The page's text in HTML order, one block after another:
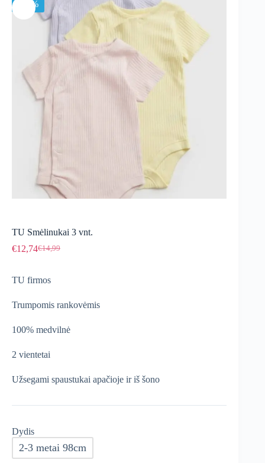
-15%
TU Smėlinukai 3 vnt.
€14,99
Original
€14,99.
€12,74Current
€12,74.
TU firmos
Trumpomis rankovėmis
100% medvilnė
2 vientetai
Užsegami spaustukai apačioje ir iš šono
Dydis
2-3 metai 98cm